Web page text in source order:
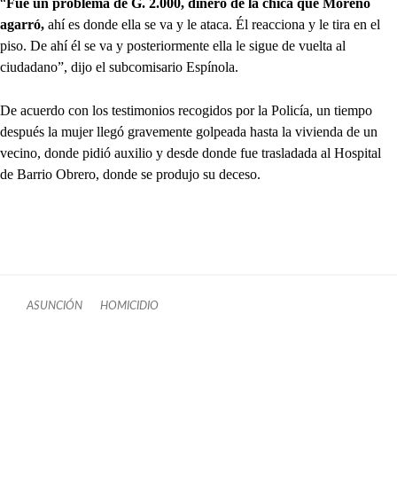
“ Fue un problema de G. 2.000, dinero de la chica que Moreno
agarró, ahí es donde ella se va y le ataca. Él reacciona y le tira en el
piso. De ahí él se va y posteriormente ella le sigue de vuelta al
ciudadano”, dijo el subcomisario Espínola.
De acuerdo con los testimonios recogidos por la Policía, un tiempo
después la mujer llegó gravemente golpeada hasta la vivienda de un
vecino, donde pidió auxilio y desde donde fue trasladada al Hospital
de Barrio Obrero, donde se produjo su deceso.
ASUNCIÓN HOMICIDIO